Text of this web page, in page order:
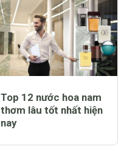
Top 12 nước hoa nam
thơm lâu tốt nhất hiện
nay